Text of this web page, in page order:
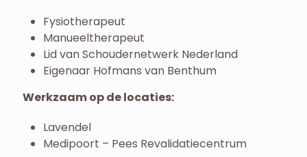
Fysiotherapeut
Manueeltherapeut
Lid van Schoudernetwerk Nederland
Eigenaar Hofmans van Benthum
Werkzaam op de locaties:
Lavendel
Medipoort – Pees Revalidatiecentrum